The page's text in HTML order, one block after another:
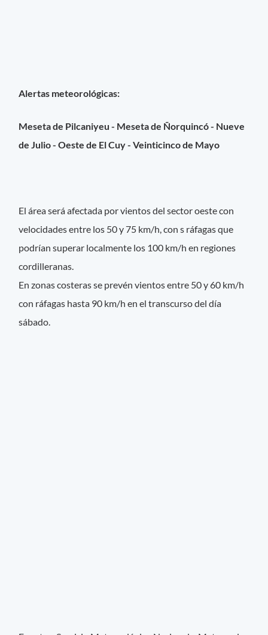
Alertas meteorológicas:
Meseta de Pilcaniyeu - Meseta de Ñorquincó - Nueve
de Julio - Oeste de El Cuy - Veinticinco de Mayo
El área será afectada por vientos del sector oeste con
velocidades entre los 50 y 75 km/h, con s ráfagas que
podrían superar localmente los 100 km/h en regiones
cordilleranas.
En zonas costeras se prevén vientos entre 50 y 60 km/h
con ráfagas hasta 90 km/h en el transcurso del día
sábado.